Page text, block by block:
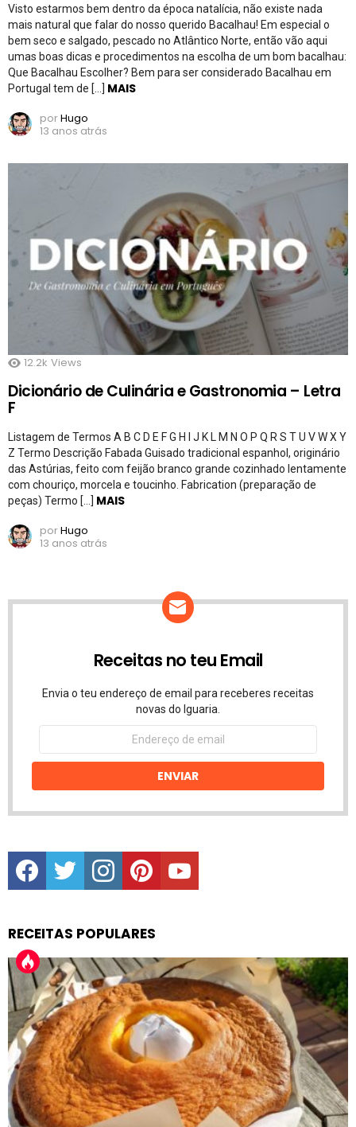
Visto estarmos bem dentro da época natalícia, não existe nada
mais natural que falar do nosso querido Bacalhau! Em especial o
bem seco e salgado, pescado no Atlântico Norte, então vão aqui
umas boas dicas e procedimentos na escolha de um bom bacalhau:
Que Bacalhau Escolher? Bem para ser considerado Bacalhau em
Portugal tem de […] MAIS
porHugo
13 anos atrás
12.2k Views
Dicionário de Culinária e Gastronomia – Letra
F
Listagem de Termos A B C D E F G H I J K L M N O P Q R S T U V W X Y
Z Termo Descrição Fabada Guisado tradicional espanhol, originário
das Astúrias, feito com feijão branco grande cozinhado lentamente
com chouriço, morcela e toucinho. Fabrication (preparação de
peças) Termo […] MAIS
porHugo
13 anos atrás
Receitas no teu Email
Envia o teu endereço de email para receberes receitas
novas do Iguaria.
Endereço
email
ENVIAR
facebooktwitter instagrampinterestyoutube
RECEITAS POPULARES